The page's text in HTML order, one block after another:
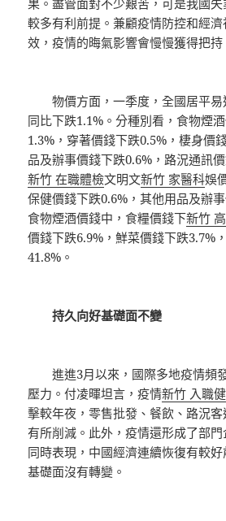
果。盡管面對不少艱苦，可是我國
較多有利前提。兼顧疫情防控和經
效，疫情的晦氣影響會慢慢獲得把持
物價方面，一季度，全國居平易
同比下跌1.1%。分種別看，食物煙
1.3%，穿著價錢下跌0.5%，棲身價
品及辦事價錢下跌0.6%，路況通訊
新竹 在職體檢文明文新竹 家醫科娛
保健價錢下跌0.6%，其他用品及辦
食物煙酒價錢中，食糧價錢下新竹
價錢下跌6.9%，鮮菜價錢下跌3.7%
41.8%。
持久向好基礎面不變
進進3月以來，國際多地疫情頻
壓力。付凌暉坦言，疫情新竹 入職
擊較年夜，零售批發、餐飲、路況
有所削減。此外，疫情還形成了部
同時表現，中國經濟連續恢復有較
基礎面沒有轉變。